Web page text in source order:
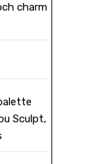
charm
Sculpt,